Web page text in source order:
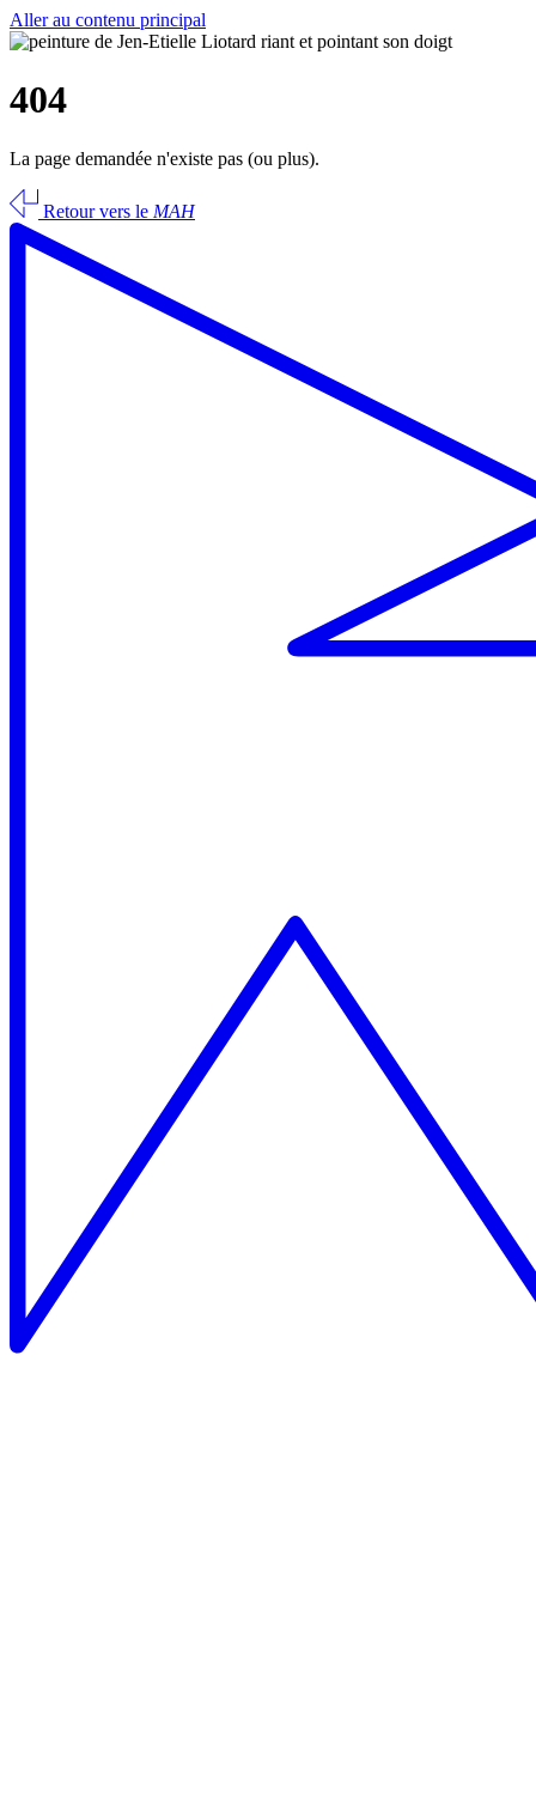
Aller au contenu principal
404
La page demandée n'existe pas (ou plus).
Retour vers le MAH